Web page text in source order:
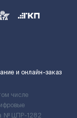
и онлайн-заказ
числе
№ ЦПР-1282